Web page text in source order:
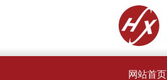
网站首页